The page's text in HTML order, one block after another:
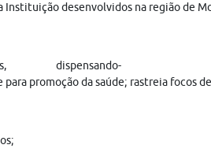
Instituição desenvolvidos na região de
promoção da saúde; rastreia